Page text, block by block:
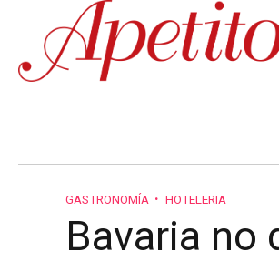
GASTRONOMÍA HOTELERIA
Bavaria no